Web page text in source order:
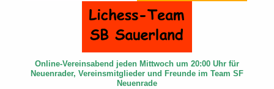
Online-Vereinsabend jeden Mittwoch um 20:00 Uhr für
Neuenrader, Vereinsmitglieder und Freunde im Team SF
Neuenrade